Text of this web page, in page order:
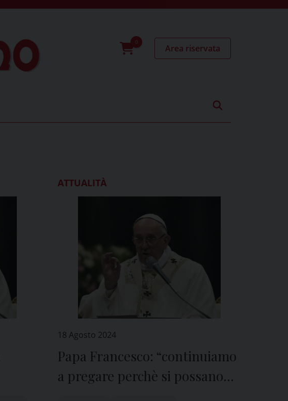
0
Area riservata
ATTUALITÀ
18 Agosto 2024
Papa Francesco: “continuiamo
a pregare perchè si possano